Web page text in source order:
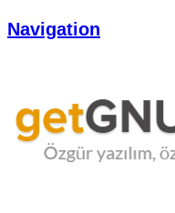
Navigation